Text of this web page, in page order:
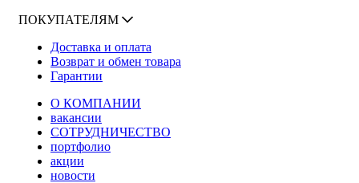
ПОКУПАТЕЛЯМ
Доставка и оплата
Возврат и обмен товара
Гарантии
О КОМПАНИИ
вакансии
СОТРУДНИЧЕСТВО
портфолио
акции
новости